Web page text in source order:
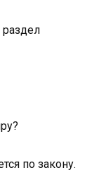
по закону.